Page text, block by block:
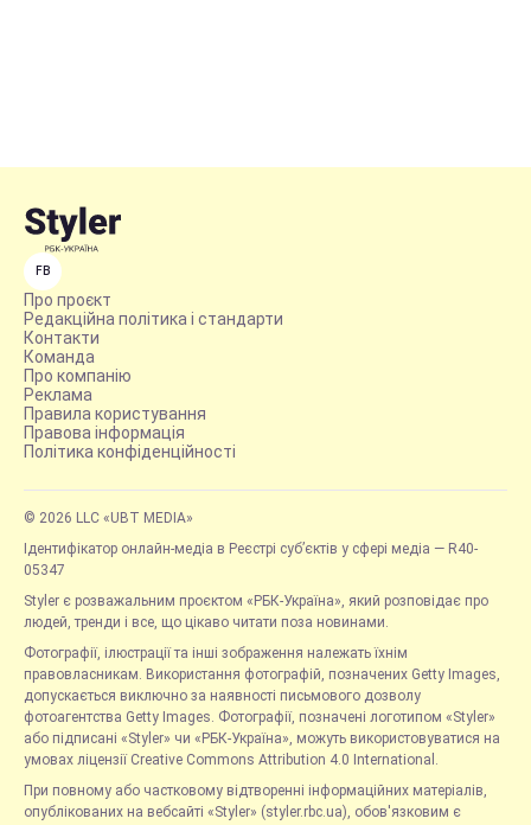
FB
Про проєкт
Редакційна політика і стандарти
Контакти
Команда
Про компанію
Реклама
Правила користування
Правова інформація
Політика конфіденційності
© 2026 LLC «UBT MEDIA»
Ідентифікатор онлайн-медіа в Реєстрі суб’єктів у сфері медіа — R40-
05347
Styler є розважальним проєктом «РБК-Україна», який розповідає про
людей, тренди і все, що цікаво читати поза новинами.
Фотографії, ілюстрації та інші зображення належать їхнім
правовласникам. Використання фотографій, позначених Getty Images,
допускається виключно за наявності письмового дозволу
фотоагентства Getty Images. Фотографії, позначені логотипом «Styler»
або підписані «Styler» чи «РБК-Україна», можуть використовуватися на
умовах ліцензії Creative Commons Attribution 4.0 International.
При повному або частковому відтворенні інформаційних матеріалів,
опублікованих на вебсайті «Styler» (styler.rbc.ua), обов'язковим є